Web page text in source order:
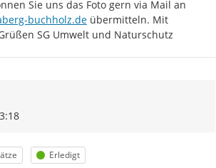
buchholz.de übermitteln. Mit
SG Umwelt und Naturschutz
Zur Äußerung
Status
Erledigt